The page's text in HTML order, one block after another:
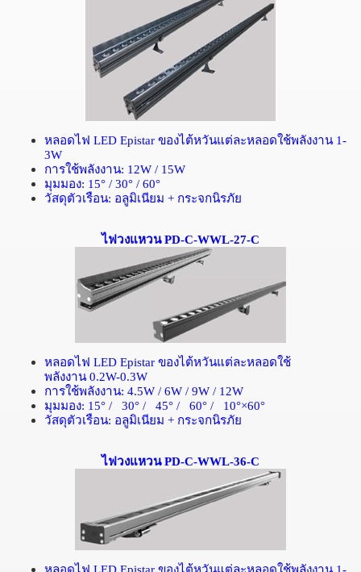
หลอดไฟ LED Epistar ของไต้หวันแต่ละหลอดใช้พลังงาน 1-
3W
การใช้พลังงาน: 12W / 15W
มุมมอง: 15° / 30° / 60°
วัสดุตัวเรือน: อลูมิเนียม + กระจกนิรภัย
ไฟวงแหวน PD-C-WWL-27-C
หลอดไฟ LED Epistar ของไต้หวันแต่ละหลอดใช้
พลังงาน 0.2W-0.3W
การใช้พลังงาน: 4.5W / 6W / 9W / 12W
มุมมอง: 15° / 30° / 45° / 60° / 10°×60°
วัสดุตัวเรือน: อลูมิเนียม + กระจกนิรภัย
ไฟวงแหวน PD-C-WWL-36-C